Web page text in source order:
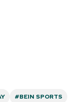
#BEIN SPORTS